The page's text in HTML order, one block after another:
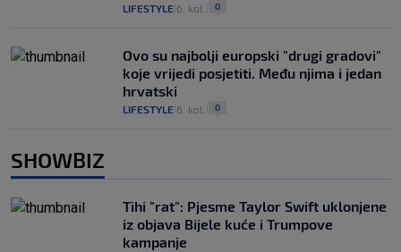
LIFESTYLE 6. kol. 0
Ovo su najbolji europski "drugi gradovi"
koje vrijedi posjetiti. Među njima i jedan
hrvatski
LIFESTYLE 6. kol. 0
SHOWBIZ
Tihi "rat": Pjesme Taylor Swift uklonjene
iz objava Bijele kuće i Trumpove
kampanje